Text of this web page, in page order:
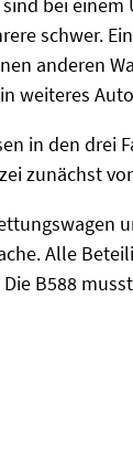
schwer.
anderen
weiteres
in den drei
zunächst
Alle
Die B588